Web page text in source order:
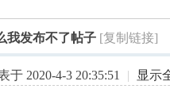
›
我发布不了帖子 [复制链接]
于 2020-4-3 20:35:51 | 显示